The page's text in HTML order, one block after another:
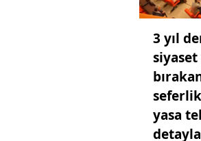
3 yıl
siyaset
yasa